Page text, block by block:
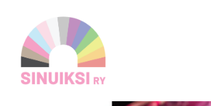
sivun
sisältöön
Sinuiksi ry